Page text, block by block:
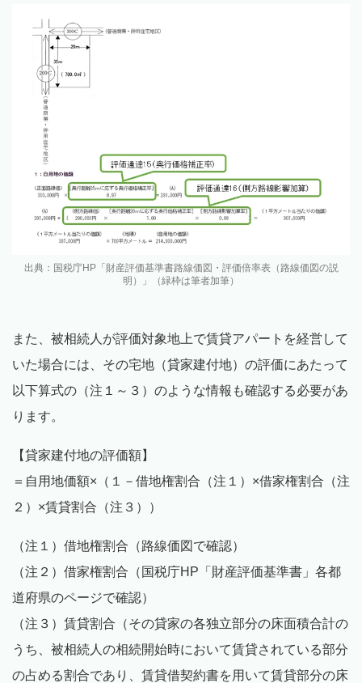
出典：国税庁HP「財産評価基準書路線価図・評価倍率表（路線価図の説
明）」（緑枠は筆者加筆）
また、被相続人が評価対象地上で賃貸アパートを経営して
いた場合には、その宅地（貸家建付地）の評価にあたって
以下算式の（注１～３）のような情報も確認する必要があ
ります。
【貸家建付地の評価額】
＝自用地価額×（１－借地権割合（注１）×借家権割合（注
２）×賃貸割合（注３））
（注１）借地権割合（路線価図で確認）
（注２）借家権割合（国税庁HP「財産評価基準書」各都
道府県のページで確認）
（注３）賃貸割合（その貸家の各独立部分の床面積合計の
うち、被相続人の相続開始時において賃貸されている部分
の占める割合であり、賃貸借契約書を用いて賃貸部分の床